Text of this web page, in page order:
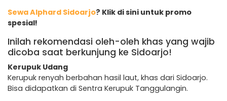
Sewa Alphard Sidoarjo? Klik di sini untuk promo
spesial!
Inilah rekomendasi oleh-oleh khas yang wajib
dicoba saat berkunjung ke Sidoarjo!
Kerupuk Udang
Kerupuk renyah berbahan hasil laut, khas dari Sidoarjo.
Bisa didapatkan di Sentra Kerupuk Tanggulangin.